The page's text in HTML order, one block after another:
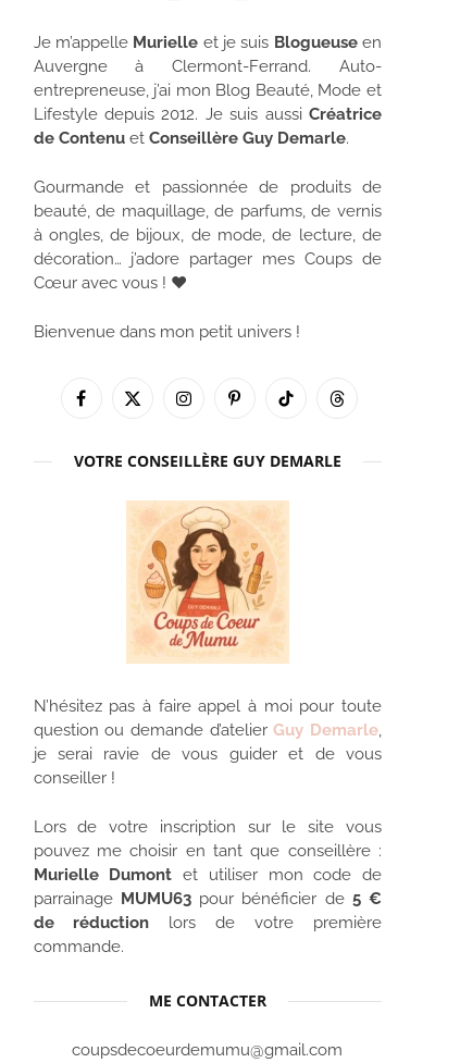
Je m’appelle Murielle et je suis Blogueuseen
Auvergne à Clermont-Ferrand. Auto-
entrepreneuse, j’ai mon Blog Beauté, Mode et
Lifestyle depuis 2012. Je suis aussi Créatrice
de Contenuet Conseillère Guy Demarle.
Gourmande et passionnée de produits de
beauté, de maquillage, de parfums, de vernis
à ongles, de bijoux, de mode, de lecture, de
décoration… j’adore partager mes Coups de
Cœur avec vous ! ♥
Bienvenue dans mon petit univers !
Facebook
X
InstagramPinterestTikTok Threads
VOTRE CONSEILLÈRE GUY DEMARLE
N’hésitez pas à faire appel à moi pour toute
question ou demande d’atelierGuy Demarle,
je serai ravie de vous guider et de vous
conseiller !
Lors de votre inscription sur le site vous
pouvez me choisir en tant que conseillère :
Murielle Dumont et utiliser mon code de
parrainage MUMU63pour bénéficier de 5 €
de réduction lors de votre première
commande.
ME CONTACTER
coupsdecoeurdemumu@gmail.com